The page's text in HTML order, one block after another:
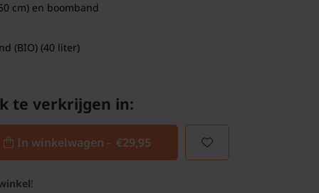
cm) en boomband
(BIO) (40 liter)
te verkrijgen in:
In winkelwagen - €29,95
!